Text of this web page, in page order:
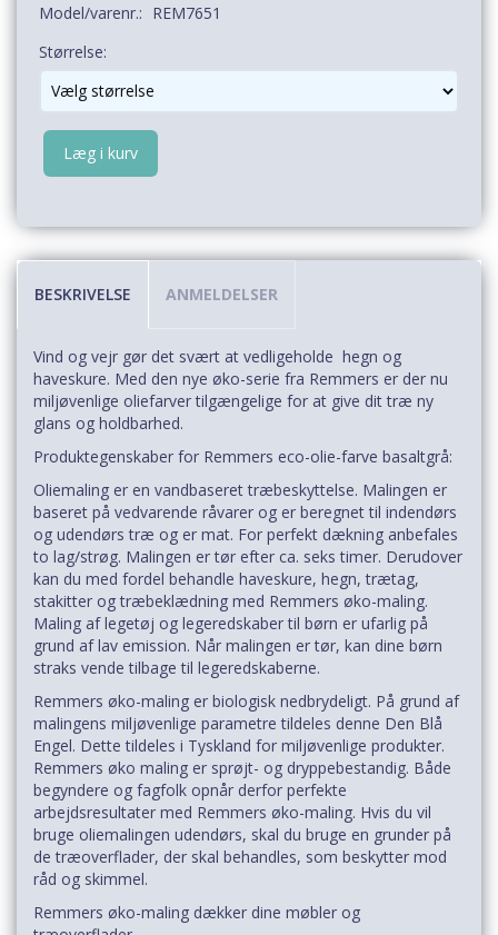
Model/varenr.: REM7651
Størrelse:
Læg i kurv
BESKRIVELSE ANMELDELSER
Vind og vejr gør det svært at vedligeholde hegn og
haveskure. Med den nye øko-serie fra Remmers er der nu
miljøvenlige oliefarver tilgængelige for at give dit træ ny
glans og holdbarhed.
Produktegenskaber for Remmers eco-olie-farve basaltgrå:
Oliemaling er en vandbaseret træbeskyttelse. Malingen er
baseret på vedvarende råvarer og er beregnet til indendørs
og udendørs træ og er mat. For perfekt dækning anbefales
to lag/strøg. Malingen er tør efter ca. seks timer. Derudover
kan du med fordel behandle haveskure, hegn, trætag,
stakitter og træbeklædning med Remmers øko-maling.
Maling af ​​legetøj og legeredskaber til børn er ufarlig på
grund af lav emission. Når malingen er tør, kan dine børn
straks vende tilbage til legeredskaberne.
Remmers øko-maling er biologisk nedbrydeligt. På grund af
malingens miljøvenlige parametre tildeles denne Den Blå
Engel. Dette tildeles i Tyskland for miljøvenlige produkter.
Remmers øko maling er sprøjt- og dryppebestandig. Både
begyndere og fagfolk opnår derfor perfekte
arbejdsresultater med Remmers øko-maling. Hvis du vil
bruge oliemalingen udendørs, skal du bruge en grunder på
de træoverflader, der skal behandles, som beskytter mod
råd og skimmel.
Remmers øko-maling dækker dine møbler og